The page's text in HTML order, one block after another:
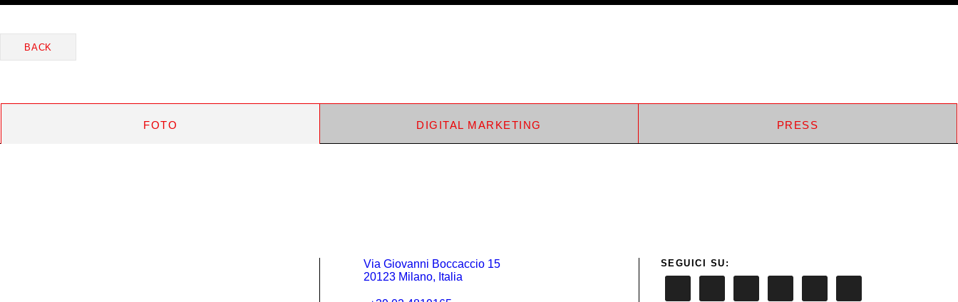
BACK
FOTO DIGITAL MARKETING PRESS
Via Giovanni Boccaccio 15
20123 Milano, Italia
SEGUICI SU: